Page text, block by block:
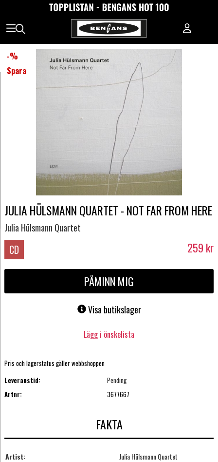
-%
Spara
JULIA HÜLSMANN QUARTET - NOT FAR FROM HERE
Julia Hülsmann Quartet
CD 259 kr
PÅMINN MIG
Visa butikslager
Lägg i önskelista
Pris och lagerstatus gäller webbshoppen
Leveranstid:
Pending
Artnr:
3677667
FAKTA
Artist:
Julia Hülsmann Quartet